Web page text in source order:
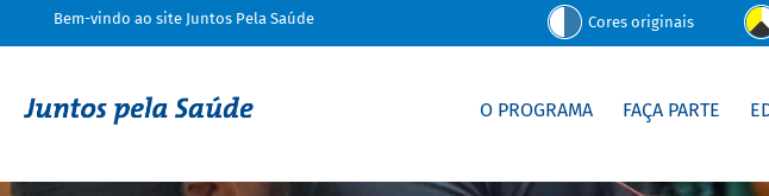
Bem-vindo ao site Juntos Pela Saúde Cores originais
O PROGRAMA FAÇA PARTE